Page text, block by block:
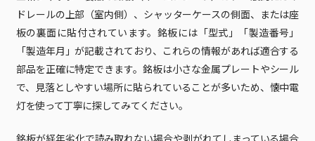
ドレールの上部（室内側）、シャッターケースの側面、または座
板の裏面に貼付されています。銘板には「型式」「製造番号」
「製造年月」が記載されており、これらの情報があれば適合する
部品を正確に特定できます。銘板は小さな金属プレートやシール
で、見落としやすい場所に貼られていることが多いため、懐中電
灯を使って丁寧に探してみてください。